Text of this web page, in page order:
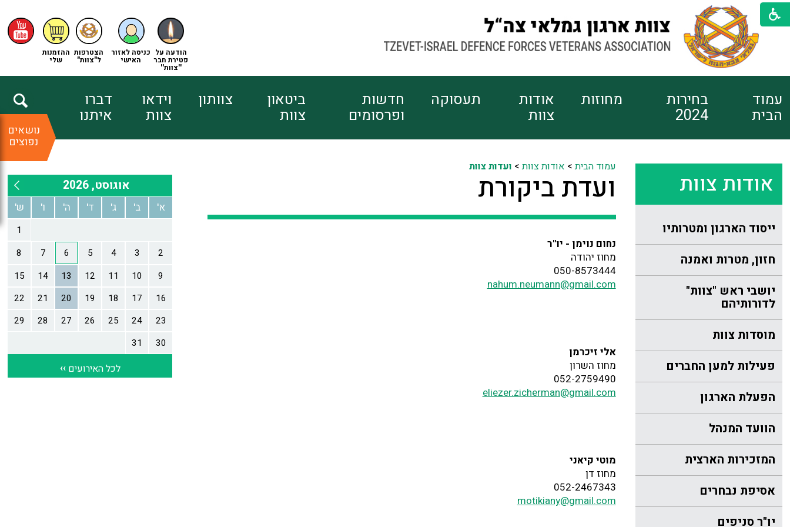
ההזמנות
שלי
הצטרפות
ל"צוות"
כניסה לאזור
האישי
הודעה על
פטירת חבר
''צוות''
עמוד
הבית
בחירות
2024
מחוזות אודות
צוות
תעסוקה חדשות
ופרסומים
ביטאון
צוות
צוותון וידאו
צוות
דברו
איתנו
נושאים
נפוצים
אודות צוות
ייסוד הארגון ומטרותיו
חזון, מטרות ואמנה
יושבי ראש "צוות"
לדורותיהם
מוסדות צוות
פעילות למען החברים
הפעלת הארגון
הוועד המנהל
המזכירות הארצית
אסיפת נבחרים
יו"ר סניפים
עמוד הבית> אודות צוות> ועדות צוות
ועדת ביקורת
נחום נוימן - יו"ר
מחוז יהודה
050-8573444
nahum.neumann@gmail.com
אלי זיכרמן
מחוז השרון
052-2759490
eliezer.zicherman@gmail.com
מוטי קיאני
מחוז דן
052-2467343
motikiany@gmail.com